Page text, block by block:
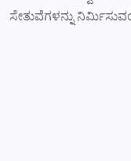
ಸೇತುವೆಗಳನ್ನು